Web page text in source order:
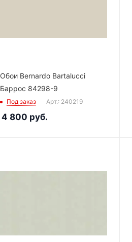
Обои Bernardo Bartalucci
Баррос 84298-9
Под заказ Арт.: 240219
4 800 руб.